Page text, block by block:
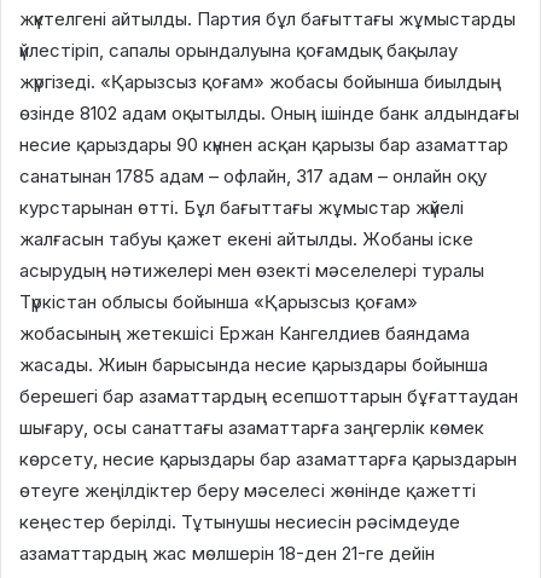
жүктелгені айтылды. Партия бұл бағыттағы жұмыстарды
үйлестіріп, сапалы орындалуына қоғамдық бақылау
жүргізеді. «Қарызсыз қоғам» жобасы бойынша биылдың
өзінде 8102 адам оқытылды. Оның ішінде банк алдындағы
несие қарыздары 90 күннен асқан қарызы бар азаматтар
санатынан 1785 адам – офлайн, 317 адам – онлайн оқу
курстарынан өтті. Бұл бағыттағы жұмыстар жүйелі
жалғасын табуы қажет екені айтылды. Жобаны іске
асырудың нәтижелері мен өзекті мәселелері туралы
Түркістан облысы бойынша «Қарызсыз қоғам»
жобасының жетекшісі Ержан Кангелдиев баяндама
жасады. Жиын барысында несие қарыздары бойынша
берешегі бар азаматтардың есепшоттарын бұғаттаудан
шығару, осы санаттағы азаматтарға заңгерлік көмек
көрсету, несие қарыздары бар азаматтарға қарыздарын
өтеуге жеңілдіктер беру мәселесі жөнінде қажетті
кеңестер берілді. Тұтынушы несиесін рәсімдеуде
азаматтардың жас мөлшерін 18-ден 21-ге дейін